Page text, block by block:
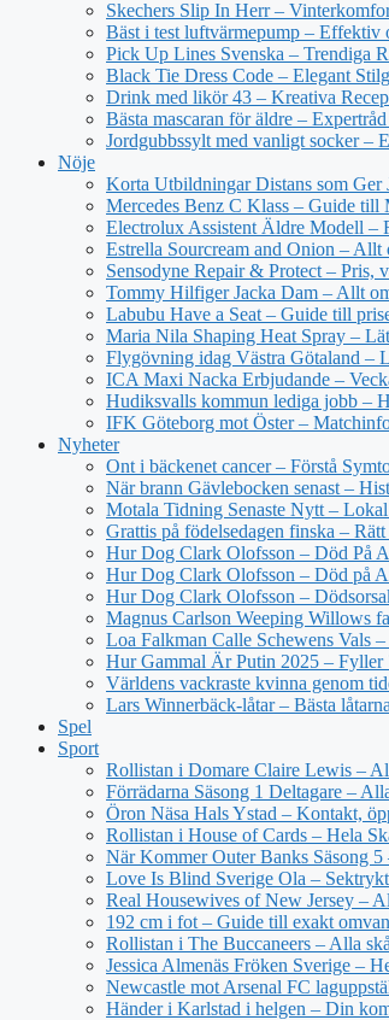
Skechers Slip In Herr –
Bäst i test luftvärmepump – Effektiv
Pick Up Lines Svenska – Trendiga
Black Tie Dress Code – Elegant
Drink med likör 43 – Kreativa
Bästa mascaran för äldre –
Jordgubbssylt med vanligt socker –
Nöje
Korta Utbildningar Distans som Ger
Mercedes Benz C Klass – Guide till
Electrolux Assistent Äldre Modell –
Estrella Sourcream and Onion –
Sensodyne Repair & Protect – Pris,
Tommy Hilfiger Jacka Dam – Allt
Labubu Have a Seat – Guide till
Maria Nila Shaping Heat Spray –
Flygövning idag Västra Götaland –
ICA Maxi Nacka Erbjudande –
Hudiksvalls kommun lediga jobb –
IFK Göteborg mot Öster –
Nyheter
Ont i bäckenet cancer – Förstå
När brann Gävlebocken senast –
Motala Tidning Senaste Nytt –
Grattis på födelsedagen finska –
Hur Dog Clark Olofsson – Död På
Hur Dog Clark Olofsson – Död på
Hur Dog Clark Olofsson –
Magnus Carlson Weeping Willows
Loa Falkman Calle Schewens Vals
Hur Gammal Är Putin 2025 – Fyller
Världens vackraste kvinna genom
Lars Winnerbäck-låtar – Bästa
Spel
Sport
Rollistan i Domare Claire Lewis –
Förrädarna Säsong 1 Deltagare –
Öron Näsa Hals Ystad – Kontakt,
Rollistan i House of Cards – Hela
När Kommer Outer Banks Säsong 5
Love Is Blind Sverige Ola –
Real Housewives of New Jersey –
192 cm i fot – Guide till exakt
Rollistan i The Buccaneers – Alla
Jessica Almenäs Fröken Sverige –
Newcastle mot Arsenal FC
Händer i Karlstad i helgen – Din